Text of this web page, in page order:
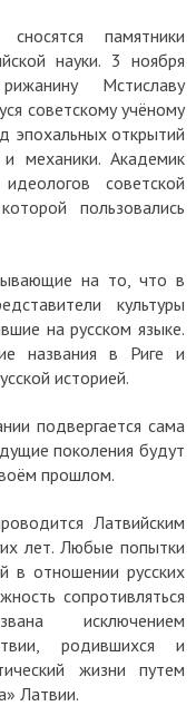
памятники
науки. 3 ноября
Мстиславу
советскому учёному
эпохальных открытий
механики. Академик
советской
пользовались
на то, что в
культуры
на русском языке.
названия в Риге и
историей.
подвергается сама
поколения будут
прошлом.
Латвийским
лет. Любые попытки
в отношении русских
сопротивляться
исключением
родившихся и
жизни путем
Латвии.